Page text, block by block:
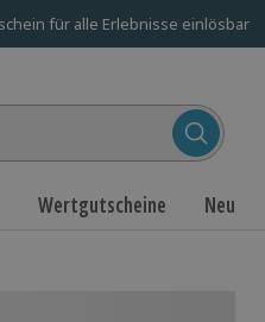
für alle Erlebnisse einlösbar
Wertgutscheine Neu